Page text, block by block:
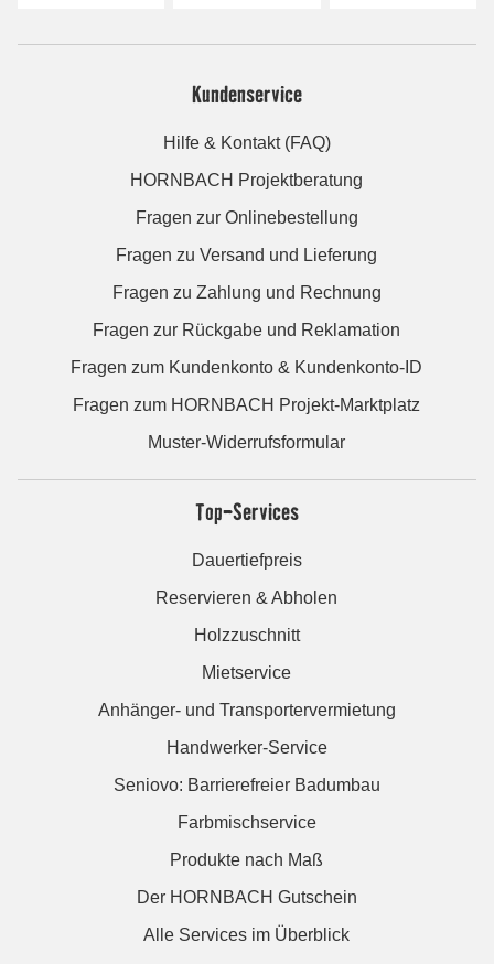
Kundenservice
Hilfe & Kontakt (FAQ)
HORNBACH Projektberatung
Fragen zur Onlinebestellung
Fragen zu Versand und Lieferung
Fragen zu Zahlung und Rechnung
Fragen zur Rückgabe und Reklamation
Fragen zum Kundenkonto & Kundenkonto-ID
Fragen zum HORNBACH Projekt-Marktplatz
Muster-Widerrufsformular
Top-Services
Dauertiefpreis
Reservieren & Abholen
Holzzuschnitt
Mietservice
Anhänger- und Transportervermietung
Handwerker-Service
Seniovo: Barrierefreier Badumbau
Farbmischservice
Produkte nach Maß
Der HORNBACH Gutschein
Alle Services im Überblick